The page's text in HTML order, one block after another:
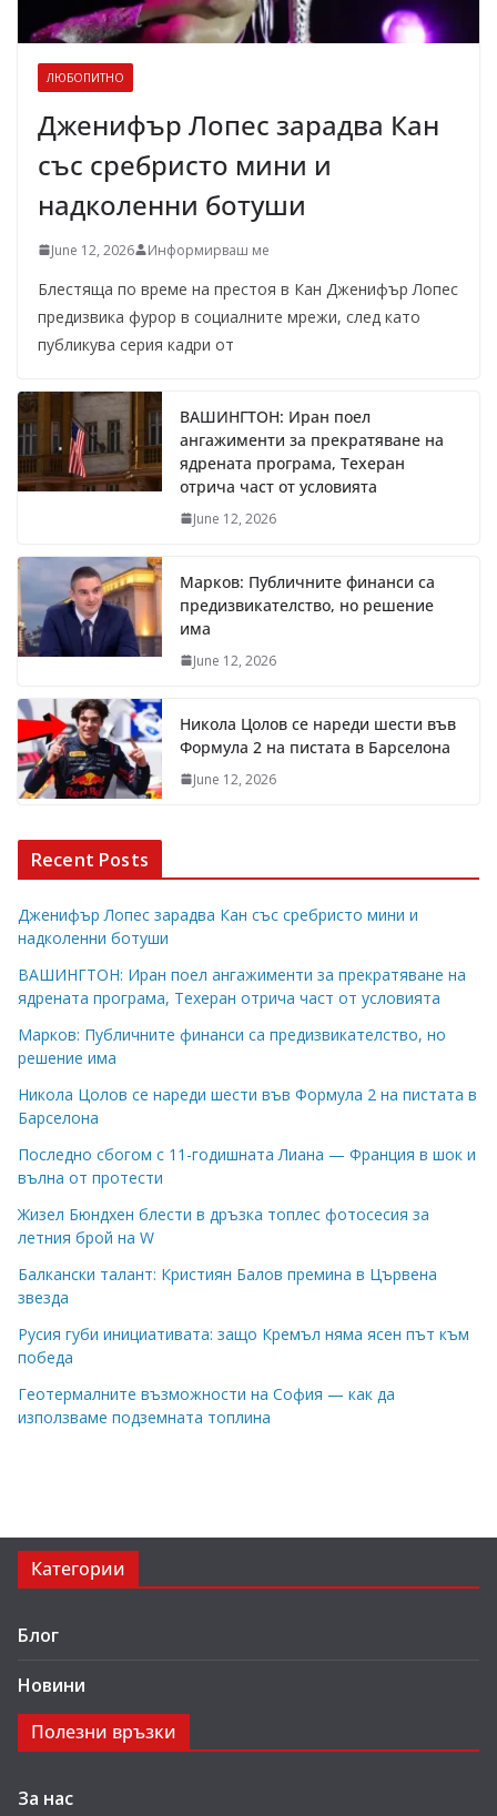
ЛЮБОПИТНО
Дженифър Лопес зарадва Кан
със сребристо мини и
надколенни ботуши
June 12, 2026 Информирваш ме
Блестяща по време на престоя в Кан Дженифър Лопес
предизвика фурор в социалните мрежи, след като
публикува серия кадри от
ВАШИНГТОН: Иран поел
ангажименти за прекратяване на
ядрената програма, Техеран
отрича част от условията
June 12, 2026
Марков: Публичните финанси са
предизвикателство, но решение
има
June 12, 2026
Никола Цолов се нареди шести във
Формула 2 на пистата в Барселона
June 12, 2026
Recent Posts
Дженифър Лопес зарадва Кан със сребристо мини и
надколенни ботуши
ВАШИНГТОН: Иран поел ангажименти за прекратяване на
ядрената програма, Техеран отрича част от условията
Марков: Публичните финанси са предизвикателство, но
решение има
Никола Цолов се нареди шести във Формула 2 на пистата в
Барселона
Последно сбогом с 11-годишната Лиана — Франция в шок и
вълна от протести
Жизел Бюндхен блести в дръзка топлес фотосесия за
летния брой на W
Балкански талант: Кристиян Балов премина в Цървена
звезда
Русия губи инициативата: защо Кремъл няма ясен път към
победа
Геотермалните възможности на София — как да
използваме подземната топлина
Категории
Блог
Новини
Полезни връзки
За нас